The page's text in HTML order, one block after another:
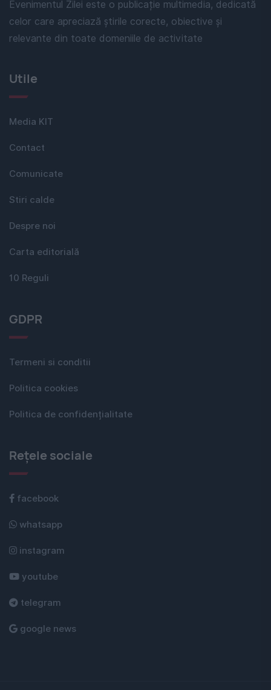
Evenimentul Zilei este o publicație multimedia, dedicată
celor care apreciază știrile corecte, obiective și
relevante din toate domeniile de activitate
Utile
Media KIT
Contact
Comunicate
Stiri calde
Despre noi
Carta editorială
10 Reguli
GDPR
Termeni si conditii
Politica cookies
Politica de confidențialitate
Rețele sociale
facebook
whatsapp
instagram
youtube
telegram
google news